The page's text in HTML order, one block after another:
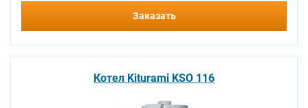
Заказать
Котел Kiturami KSO 116